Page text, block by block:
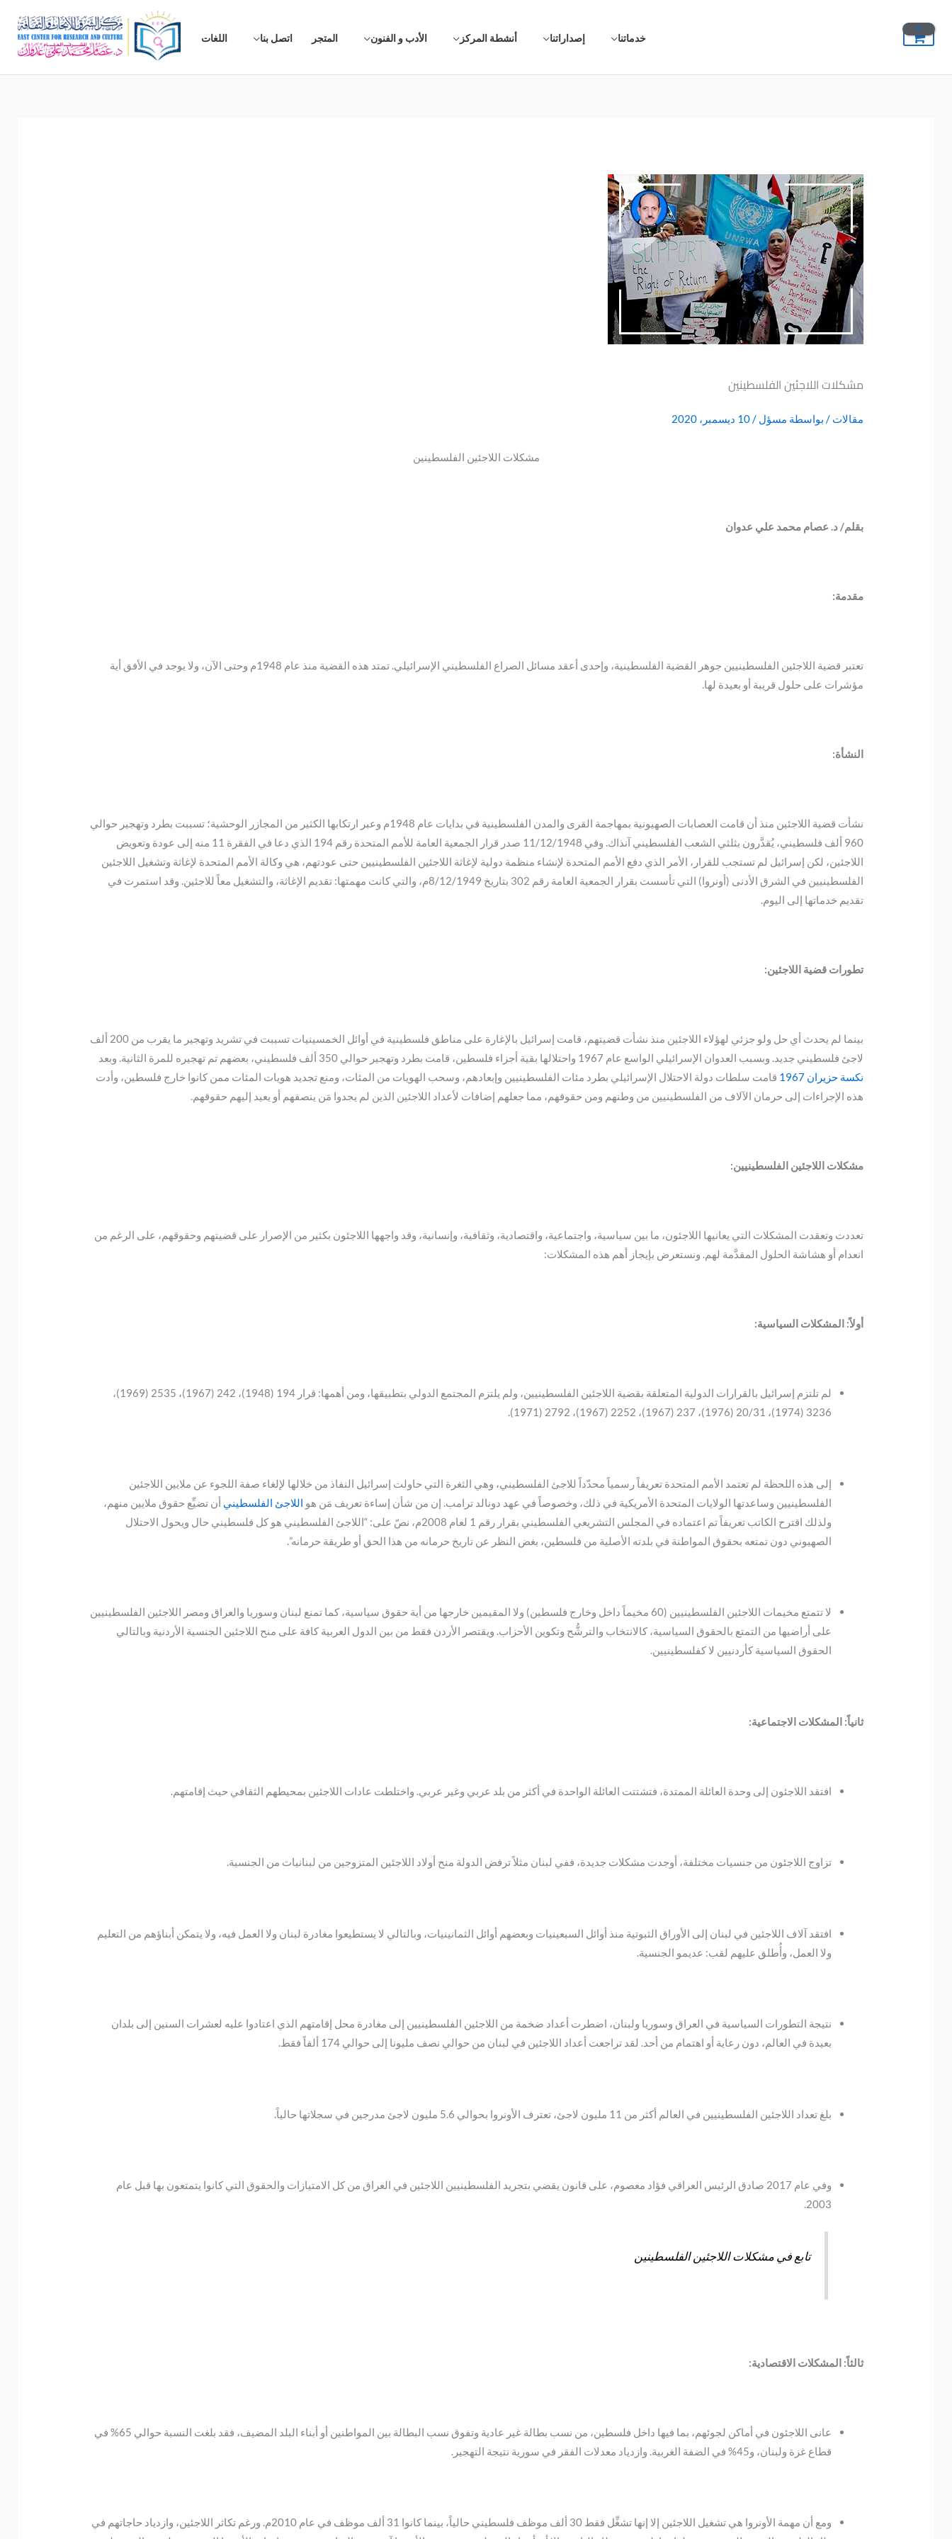
المحتوى
خدماتنا إصداراتنا أنشطة المركز الأدب و الفنون المتجر اتصل بنا اللغات
مشكلات اللاجئين الفلسطينين
مقالات / بواسطة مسؤل/10 ديسمبر، 2020
مشكلات اللاجئين الفلسطينين
بقلم/ د. عصام محمد علي عدوان
مقدمة:
تعتبر قضية اللاجئين الفلسطينيين جوهر القضية الفلسطينية، وإحدى أعقد مسائل الصراع الفلسطيني الإسرائيلي. تمتد هذه القضية منذ عام 1948م وحتى الآن، ولا يوجد في الأفق أية
مؤشرات على حلول قريبة أو بعيدة لها.
النشأة:
نشأت قضية اللاجئين منذ أن قامت العصابات الصهيونية بمهاجمة القرى والمدن الفلسطينية في بدايات عام 1948م وعبر ارتكابها الكثير من المجازر الوحشية؛ تسببت بطرد وتهجير حوالي
960 ألف فلسطيني، يُقدَّرون بثلثي الشعب الفلسطيني آنذاك. وفي 11/12/1948 صدر قرار الجمعية العامة للأمم المتحدة رقم 194 الذي دعا في الفقرة 11 منه إلى عودة وتعويض
اللاجئين، لكن إسرائيل لم تستجب للقرار، الأمر الذي دفع الأمم المتحدة لإنشاء منظمة دولية لإغاثة اللاجئين الفلسطينيين حتى عودتهم، هي وكالة الأمم المتحدة لإغاثة وتشغيل اللاجئين
الفلسطينيين في الشرق الأدنى (أونروا) التي تأسست بقرار الجمعية العامة رقم 302 بتاريخ 8/12/1949م، والتي كانت مهمتها: تقديم الإغاثة، والتشغيل معاً للاجئين. وقد استمرت في
تقديم خدماتها إلى اليوم.
تطورات قضية اللاجئين:
بينما لم يحدث أي حل ولو جزئي لهؤلاء اللاجئين منذ نشأت قضيتهم، قامت إسرائيل بالإغارة على مناطق فلسطينية في أوائل الخمسينيات تسببت في تشريد وتهجير ما يقرب من 200 ألف
لاجئ فلسطيني جديد. وبسبب العدوان الإسرائيلي الواسع عام 1967 واحتلالها بقية أجزاء فلسطين، قامت بطرد وتهجير حوالي 350 ألف فلسطيني، بعضهم تم تهجيره للمرة الثانية. وبعد
نكسة حزيران 1967
قامت سلطات دولة الاحتلال الإسرائيلي بطرد مئات الفلسطينيين وإبعادهم، وسحب الهويات من المئات، ومنع تجديد هويات المئات ممن كانوا خارج فلسطين، وأدت
هذه الإجراءات إلى حرمان الآلاف من الفلسطينيين من وطنهم ومن حقوقهم، مما جعلهم إضافات لأعداد اللاجئين الذين لم يجدوا مَن ينصفهم أو يعيد إليهم حقوقهم.
مشكلات اللاجئين الفلسطينيين:
تعددت وتعقدت المشكلات التي يعانيها اللاجئون، ما بين سياسية، واجتماعية، واقتصادية، وثقافية، وإنسانية، وقد واجهها اللاجئون بكثير من الإصرار على قضيتهم وحقوقهم، على الرغم من
انعدام أو هشاشة الحلول المقدَّمة لهم. ونستعرض بإيجاز أهم هذه المشكلات:
أولاً: المشكلات السياسية:
لم تلتزم إسرائيل بالقرارات الدولية المتعلقة بقضية اللاجئين الفلسطينيين، ولم يلتزم المجتمع الدولي بتطبيقها، ومن أهمها: قرار 194 (1948)، 242 (1967)، 2535 (1969)،
3236 (1974)، 20/31 (1976)، 237 (1967)، 2252 (1967)، 2792 (1971).
إلى هذه اللحظة لم تعتمد الأمم المتحدة تعريفاً رسمياً محدّداً للاجئ الفلسطيني، وهي الثغرة التي حاولت إسرائيل النفاذ من خلالها لإلغاء صفة اللجوء عن ملايين اللاجئين
الفلسطينيين وساعدتها الولايات المتحدة الأمريكية في ذلك، وخصوصاً في عهد دونالد ترامب. إن من شأن إساءة تعريف مَن هو اللاجئ الفلسطيني أن تضيِّع حقوق ملايين منهم،
ولذلك اقترح الكاتب تعريفاً تم اعتماده في المجلس التشريعي الفلسطيني بقرار رقم 1 لعام 2008م، نصّ على: “اللاجئ الفلسطيني هو كل فلسطيني حال ويحول الاحتلال
الصهيوني دون تمتعه بحقوق المواطنة في بلدته الأصلية من فلسطين، بغض النظر عن تاريخ حرمانه من هذا الحق أو طريقة حرمانه”.
لا تتمتع مخيمات اللاجئين الفلسطينيين (60 مخيماً داخل وخارج فلسطين) ولا المقيمين خارجها من أية حقوق سياسية، كما تمنع لبنان وسوريا والعراق ومصر اللاجئين الفلسطينيين
على أراضيها من التمتع بالحقوق السياسية، كالانتخاب والترشُّح وتكوين الأحزاب. ويقتصر الأردن فقط من بين الدول العربية كافة على منح اللاجئين الجنسية الأردنية وبالتالي
الحقوق السياسية كأردنيين لا كفلسطينيين.
ثانياً: المشكلات الاجتماعية:
افتقد اللاجئون إلى وحدة العائلة الممتدة، فتشتتت العائلة الواحدة في أكثر من بلد عربي وغير عربي. واختلطت عادات اللاجئين بمحيطهم الثقافي حيث إقامتهم.
تزاوج اللاجئون من جنسيات مختلفة، أوجدت مشكلات جديدة، ففي لبنان مثلاً ترفض الدولة منح أولاد اللاجئين المتزوجين من لبنانيات من الجنسية.
افتقد آلاف اللاجئين في لبنان إلى الأوراق الثبوتية منذ أوائل السبعينيات وبعضهم أوائل الثمانينيات، وبالتالي لا يستطيعوا مغادرة لبنان ولا العمل فيه، ولا يتمكن أبناؤهم من التعليم
ولا العمل، وأُطلق عليهم لقب: عديمو الجنسية.
نتيجة التطورات السياسية في العراق وسوريا ولبنان، اضطرت أعداد ضخمة من اللاجئين الفلسطينيين إلى مغادرة محل إقامتهم الذي اعتادوا عليه لعشرات السنين إلى بلدان
بعيدة في العالم، دون رعاية أو اهتمام من أحد. لقد تراجعت أعداد اللاجئين في لبنان من حوالي نصف مليونا إلى حوالي 174 ألفاً فقط.
بلغ تعداد اللاجئين الفلسطينيين في العالم أكثر من 11 مليون لاجئ، تعترف الأونروا بحوالي 5.6 مليون لاجئ مدرجين في سجلاتها حالياً.
وفي عام 2017 صادق الرئيس العراقي فؤاد معصوم، على قانون يقضي بتجريد الفلسطينيين اللاجئين في العراق من كل الامتيازات والحقوق التي كانوا يتمتعون بها قبل عام
2003.
تابع في مشكلات اللاجئين الفلسطينين
ثالثاً: المشكلات الاقتصادية:
عانى اللاجئون في أماكن لجوئهم، بما فيها داخل فلسطين، من نسب بطالة غير عادية وتفوق نسب البطالة بين المواطنين أو أبناء البلد المضيف، فقد بلغت النسبة حوالي 65% في
قطاع غزة ولبنان، و45% في الضفة الغربية. وازدياد معدلات الفقر في سورية نتيجة التهجير.
ومع أن مهمة الأونروا هي تشغيل اللاجئين إلا إنها تشغِّل فقط 30 ألف موظف فلسطيني حالياً، بينما كانوا 31 ألف موظف في عام 2010م. ورغم تكاثر اللاجئين، وازدياد حاجاتهم في